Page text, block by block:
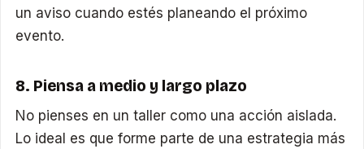
un aviso cuando estés planeando el próximo
evento.
8. Piensa a medio y largo plazo
No pienses en un taller como una acción aislada.
Lo ideal es que forme parte de una estrategia más